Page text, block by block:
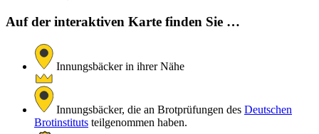
Auf der interaktiven Karte finden Sie …
Innungsbäcker in ihrer Nähe
Innungsbäcker, die an Brotprüfungen des Deutschen
Brotinstituts teilgenommen haben.